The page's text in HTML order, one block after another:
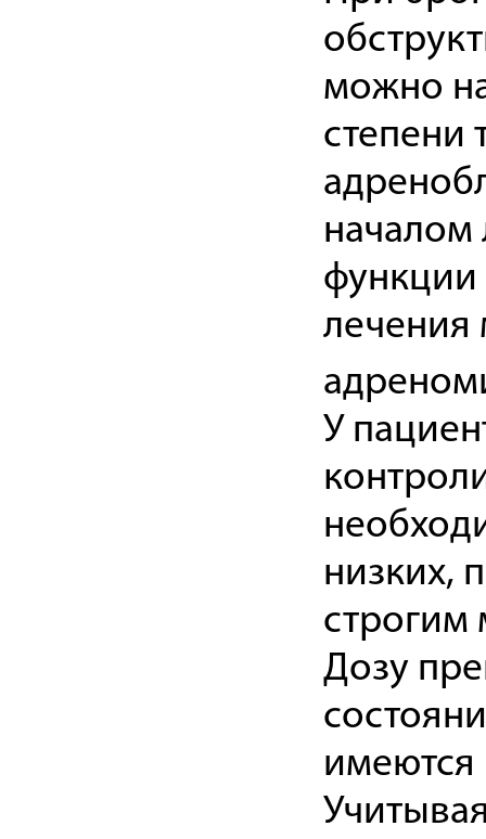
можно
степени
началом
функции
лечения
У
низких,
Дозу
имеются